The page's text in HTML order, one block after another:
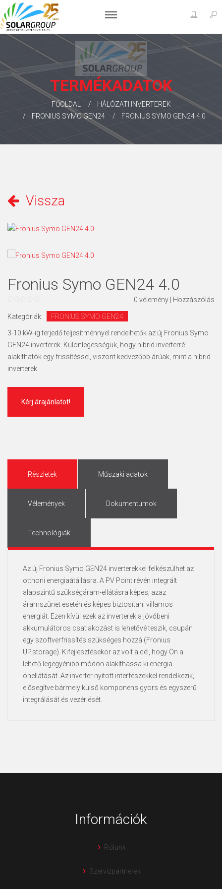
TERMÉKADATOK
FŐOLDAL
HÁLÓZATI INVERTEREK
FRONIUS SYMO GEN24
FRONIUS SYMO GEN24 4.0
Vissza
Fronius Symo GEN24 4.0
az
5
0 vélemény Hozzászólás
Kategóriák: FRONIUS SYMO GEN24
3-10 kW-ig terjedő teljesítménnyel rendelhetők az új Fronius Symo
GEN24 inverterek. Különlegességük, hogy hibrid inverterré
alakíthatók egy frissítéssel, viszont kedvezőbb árúak, mint a hibrid
inverterek.
Kérj árajánlatot!
Részletek Műszaki adatok
Vélemények Dokumentumok
Technológiák
Az új Fronius Symo GEN24 inverterekkel felkészülhet az
otthoni energiaátállásra. A PV Point révén integrált
alapszintű szükségáram-ellátásra képes, azaz
áramszünet esetén és képes biztosítani villamos
energiát. Ezen kívül ezek az inverterek a jövőbeni
akkumulátoros csatlakozást is lehetővé teszik, csupán
egy szoftverfrissítés szükséges hozzá (Fronius
UP.storage). Kifejlesztésekor az volt a cél, hogy Ön a
lehető legegyénibb módon alakíthassa ki energia-
önellátását. Az inverter nyitott interfészekkel rendelkezik,
elősegítve bármely külső komponens gyors és egyszerű
integrálását és vezérlését.
Információk
Rólunk
Szervizpartnerek